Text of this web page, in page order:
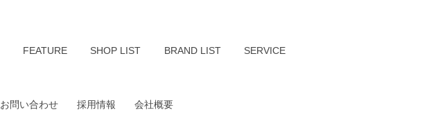
FEATURE SHOP LIST BRAND LIST SERVICE
お問い合わせ 採用情報 会社概要